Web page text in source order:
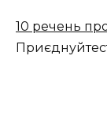
10 речень